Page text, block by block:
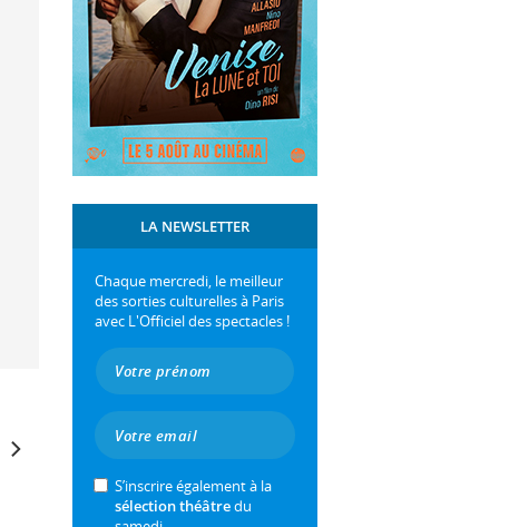
LA NEWSLETTER
Chaque mercredi, le meilleur
des sorties culturelles à Paris
avec L'Officiel des spectacles !
S’inscrire également à la
sélection théâtredu